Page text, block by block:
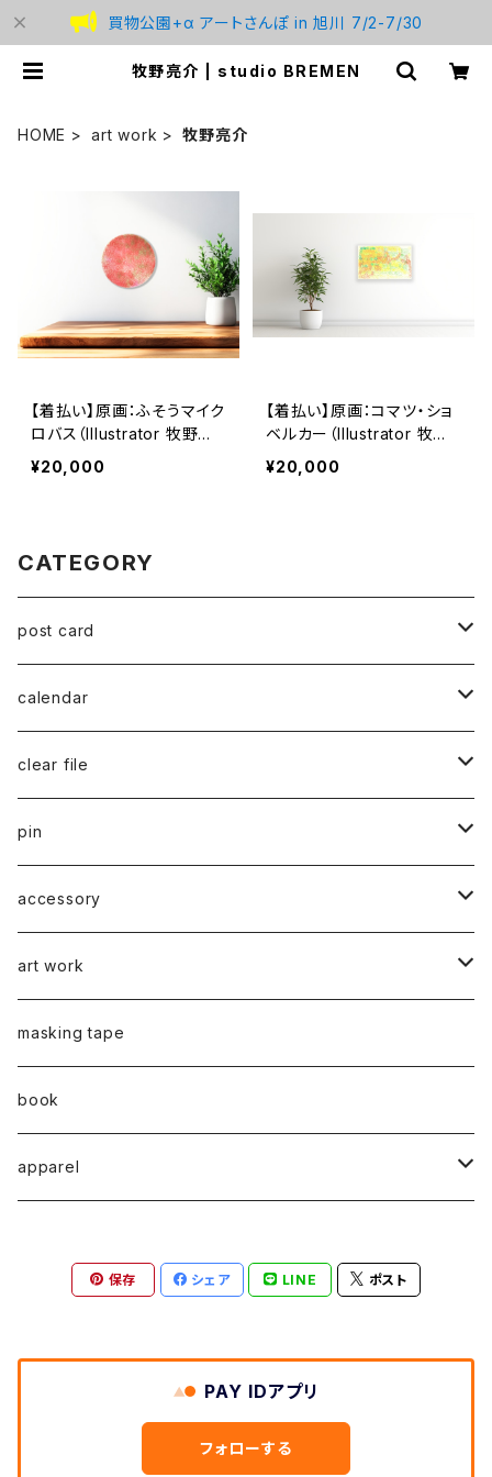
買物公園+α アートさんぽ in 旭川 7/2-7/30
牧野亮介 | studio BREMEN
HOME art work 牧野亮介
【着払い】原画：ふそうマイク
ロバス（Illustrator 牧野亮
介）
¥20,000
【着払い】原画：コマツ・ショ
ベルカー（Illustrator 牧野
亮介）
¥20,000
CATEGORY
post card
series 02
千葉真弘
川淵美帆
馬渕祐輝
牧野亮介
宮林聡太
series 01
蛯子陽太
web限定
series 03
all complete
蛯子陽太
series 04
乾 夏樹
蛯子 陽太
calendar
2019
typeB
2020
CASUAL 横タイプ
CLASSIC 縦タイプ
2021
CLASSIC
CASUAL
2022
VERTICAL -ヴァーティカル-
Horizon -ホライゾン-
2023
VERTICAL - ヴァーティカル -
Horizon - ホライゾン -
2024
Vertical - ヴァーティカル -縦型
Logical - ロジカル -横型2ヶ月版
clear file
series 02
all complete
series 04
pin
series 01
蛯子陽太
後藤裕貴
accessory
弓山諒
ピアス
イヤリング
牧野亮介
ピアス
イヤリング
西川雄野
イヤリング
art work
蛯子陽太
猫 - cat -
犬 - dog -
白石貴喜
清尾あかり
鈴木僚介
masking tape
book
apparel
保存 シェア LINE ポスト
PAY IDアプリ
フォローする